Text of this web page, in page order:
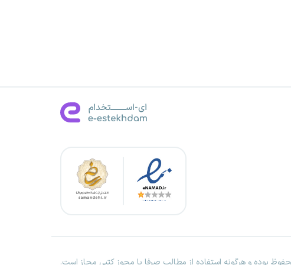
بوده و هرگونه استفاده از مطالب صرفا با مجوز کتبی مجاز است.